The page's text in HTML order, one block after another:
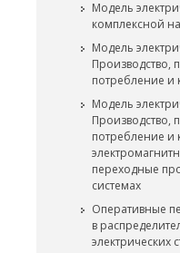
Модель
комплексной
Модель
Производство,
потребление и
Модель
Производство,
потребление и
переходные
системах
Оперативные
в
электрических